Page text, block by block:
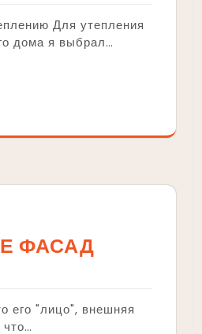
Для утепления
дома я выбрал…
ФАСАД
его "лицо", внешняя